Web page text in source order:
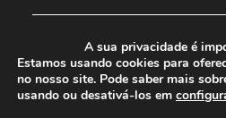
A sua privacidade é
Estamos usando cookies para
no nosso site. Pode saber mais
usando ou desativá-los em